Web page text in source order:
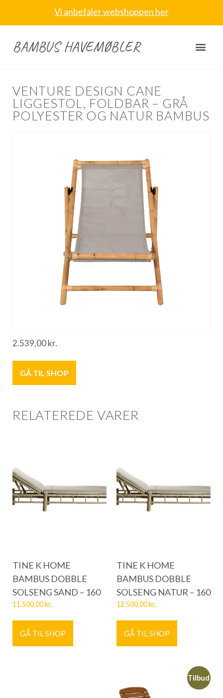
Vi anbefaler webshoppen her
BAMBUS HAVEMØBLER
VENTURE DESIGN CANE
LIGGESTOL, FOLDBAR – GRÅ
POLYESTER OG NATUR BAMBUS
2.539,00kr.
GÅ TIL SHOP
RELATEREDE VARER
TINE K HOME
BAMBUS DOBBLE
SOLSENG SAND – 160
11.500,00kr.
GÅ TIL SHOP
TINE K HOME
BAMBUS DOBBLE
SOLSENG NATUR – 160
12.500,00kr.
GÅ TIL SHOP
Tilbud